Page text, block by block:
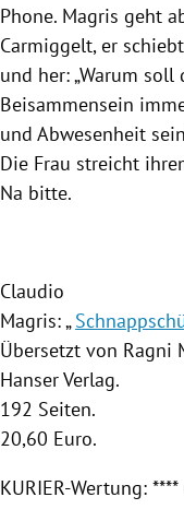
Phone. Magris geht
Carmiggelt, er
und her: „Warum
Beisammensein
und Abwesenheit
Die Frau streicht
Na bitte.
Claudio
Magris: „
Übersetzt von Ragni
HanserVerlag.
192 Seiten.
20,60 Euro.
KURIER-Wertung: